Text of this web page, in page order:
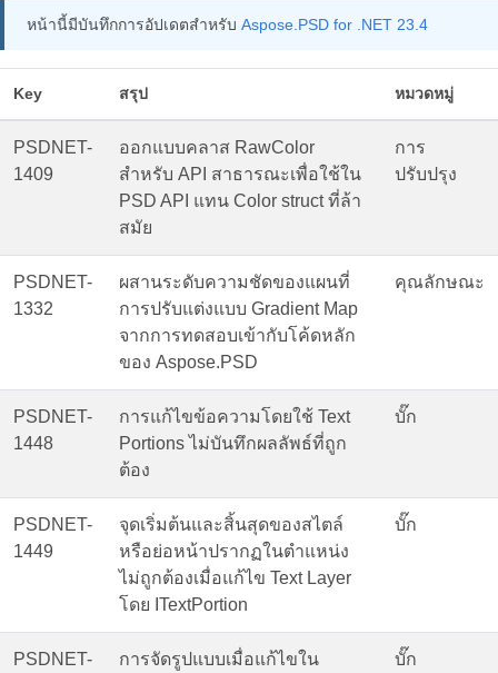
หน้านี้มีบันทึกการอัปเดตสำหรับ Aspose.PSD for .NET 23.4
Key สรุป หมวดหมู่
PSDNET-
1409
ออกแบบคลาส RawColor
สำหรับ API สาธารณะเพื่อใช้ใน
PSD API แทน Color struct ที่ล้า
สมัย
การ
ปรับปรุง
PSDNET-
1332
ผสานระดับความชัดของแผนที่
การปรับแต่งแบบ Gradient Map
จากการทดสอบเข้ากับโค้ดหลัก
ของ Aspose.PSD
คุณลักษณะ
PSDNET-
1448
การแก้ไขข้อความโดยใช้ Text
Portions ไม่บันทึกผลลัพธ์ที่ถูก
ต้อง
บั๊ก
PSDNET-
1449
จุดเริ่มต้นและสิ้นสุดของสไตล์
หรือย่อหน้าปรากฏในตำแหน่ง
ไม่ถูกต้องเมื่อแก้ไข Text Layer
โดย ITextPortion
บั๊ก
PSDNET-
การจัดรูปแบบเมื่อแก้ไขใน
บั๊ก